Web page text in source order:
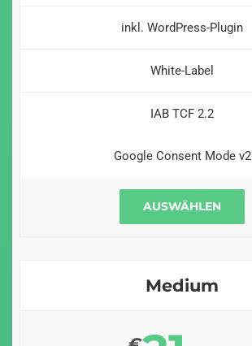
inkl. WordPress-Plugin
White-Label
IAB TCF 2.2
Google Consent Mode v2
AUSWÄHLEN
Medium